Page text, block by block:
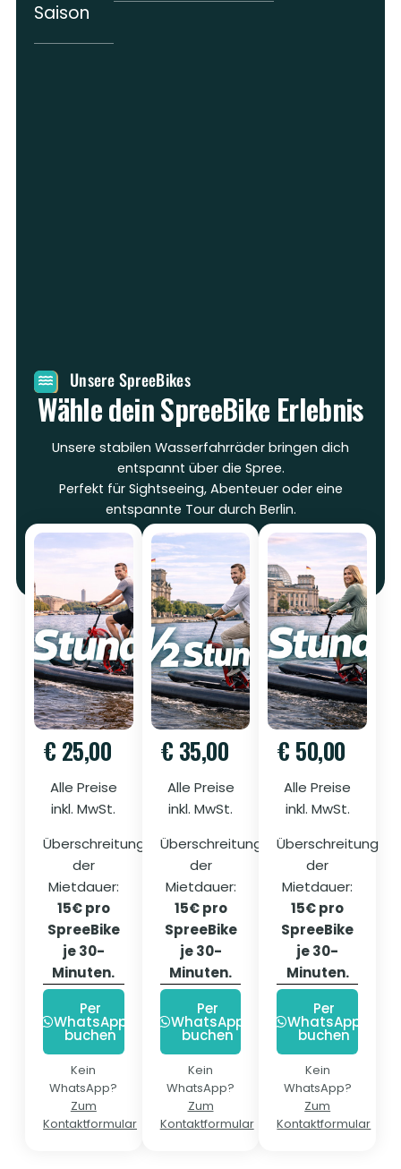
Saison
Unsere SpreeBikes
Wähle dein SpreeBike Erlebnis
Unsere stabilen Wasserfahrräder bringen dich
entspannt über die Spree.
Perfekt für Sightseeing, Abenteuer oder eine
entspannte Tour durch Berlin.
€ 25,00
Alle Preise
inkl. MwSt.
Überschreitung
der
Mietdauer:
15€ pro
SpreeBike
je 30-
Minuten.
Per
WhatsApp
buchen
Kein
WhatsApp?
Zum
Kontaktformular
€ 35,00
Alle Preise
inkl. MwSt.
Überschreitung
der
Mietdauer:
15€ pro
SpreeBike
je 30-
Minuten.
Per
WhatsApp
buchen
Kein
WhatsApp?
Zum
Kontaktformular
€ 50,00
Alle Preise
inkl. MwSt.
Überschreitung
der
Mietdauer:
15€ pro
SpreeBike
je 30-
Minuten.
Per
WhatsApp
buchen
Kein
WhatsApp?
Zum
Kontaktformular